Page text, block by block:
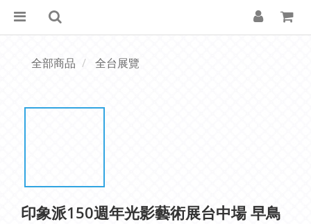
全部商品 全台展覽
印象派150週年光影藝術展台中場 早鳥